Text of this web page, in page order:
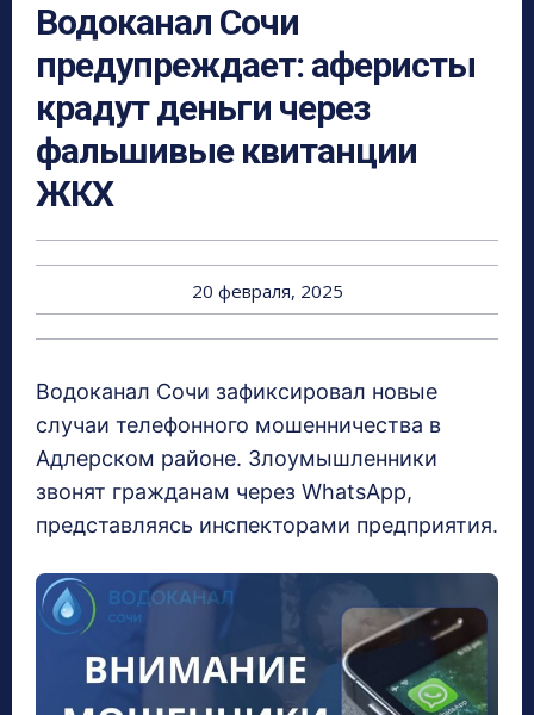
Водоканал Сочи
предупреждает: аферисты
крадут деньги через
фальшивые квитанции
ЖКХ
20 февраля, 2025
Водоканал Сочи зафиксировал новые
случаи телефонного мошенничества в
Адлерском районе. Злоумышленники
звонят гражданам через WhatsApp,
представляясь инспекторами предприятия.